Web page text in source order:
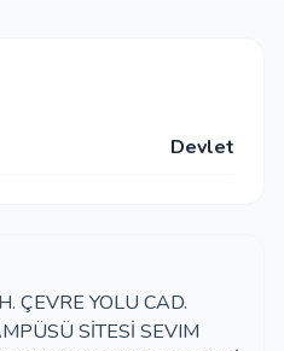
Ekle
Devlet
ÇEVRE YOLU CAD.
SİTESİ SEVIM